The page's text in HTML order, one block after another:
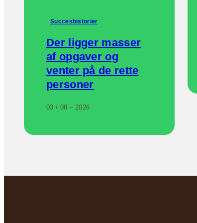
Succeshistorier
Der ligger masser
af opgaver og
venter på de rette
personer
03 / 08 – 2026